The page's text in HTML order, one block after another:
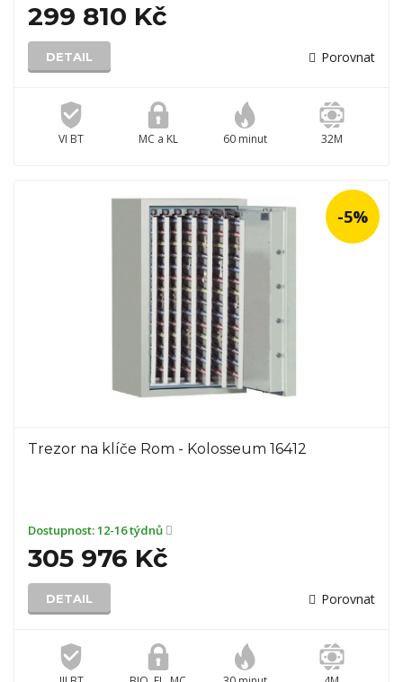
299 810 Kč
DETAIL Porovnat
VI BT MC a KL 60 minut 32M
Trezor na klíče Rom - Kolosseum 16412
Dostupnost:12-16 týdnů
305 976 Kč
DETAIL Porovnat
-5%